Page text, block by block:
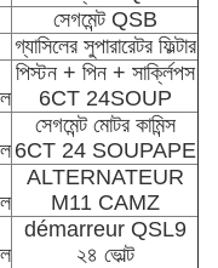
সেগমেন্ট QSB
গ্যাসিলের সুপারারেটর ফিল্টার
পিস্টন + পিন + সার্ক্লিপস
6CT 24SOUP
সেগমেন্ট মোটর কামিন্স
6CT 24 SOUPAPE
ALTERNATEUR
M11 CAMZ
démarreur QSL9
২৪ ভোল্ট